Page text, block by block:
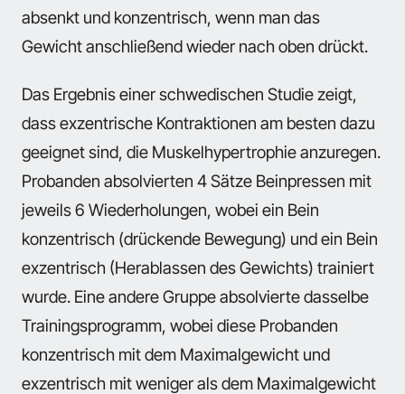
absenkt und konzentrisch, wenn man das
Gewicht anschließend wieder nach oben drückt.
Das Ergebnis einer schwedischen Studie zeigt,
dass exzentrische Kontraktionen am besten dazu
geeignet sind, die Muskelhypertrophie anzuregen.
Probanden absolvierten 4 Sätze Beinpressen mit
jeweils 6 Wiederholungen, wobei ein Bein
konzentrisch (drückende Bewegung) und ein Bein
exzentrisch (Herablassen des Gewichts) trainiert
wurde. Eine andere Gruppe absolvierte dasselbe
Trainingsprogramm, wobei diese Probanden
konzentrisch mit dem Maximalgewicht und
exzentrisch mit weniger als dem Maximalgewicht